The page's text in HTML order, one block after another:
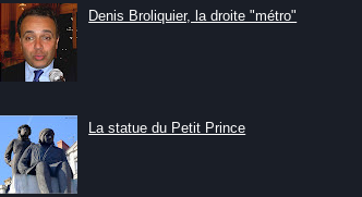
Denis Broliquier, la droite "métro"
La statue du Petit Prince